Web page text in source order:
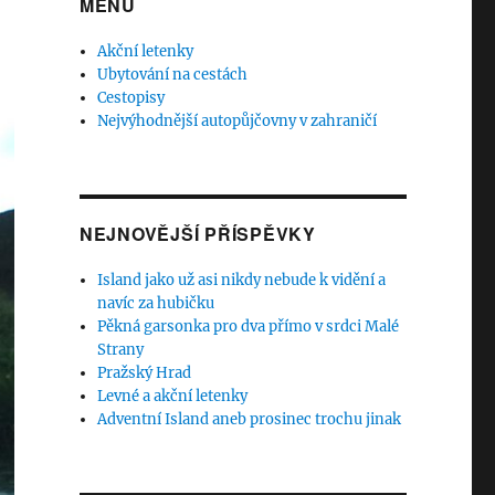
Akční letenky
Ubytování na cestách
Cestopisy
Nejvýhodnější autopůjčovny v zahraničí
NEJNOVĚJŠÍ PŘÍSPĚVKY
Island jako už asi nikdy nebude k vidění a
navíc za hubičku
Pěkná garsonka pro dva přímo v srdci Malé
Strany
Pražský Hrad
Levné a akční letenky
Adventní Island aneb prosinec trochu jinak